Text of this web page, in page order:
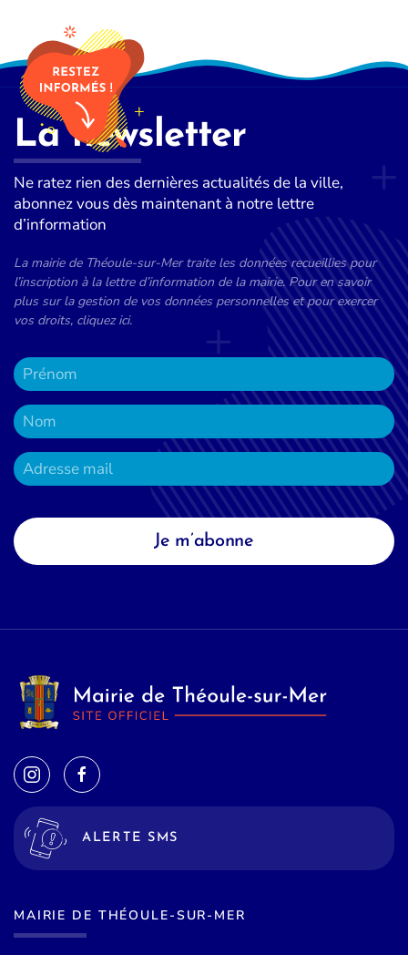
La newsletter
Ne ratez rien des dernières actualités de la ville,
abonnez vous dès maintenant à notre lettre
d’information
La mairie de Théoule-sur-Mer traite les données recueillies pour
l’inscription à la lettre d’information de la mairie. Pour en savoir
plus sur la gestion de vos données personnelles et pour exercer
vos droits, cliquez ici.
Je m’abonne
ALERTE SMS
MAIRIE DE THÉOULE-SUR-MER